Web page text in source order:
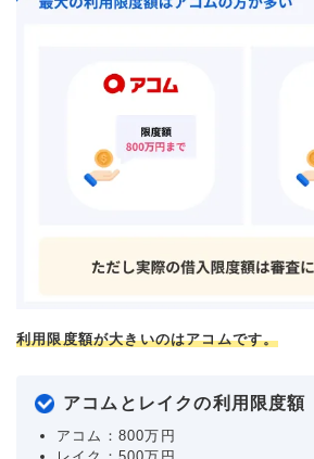
利用限度額が大きいのはアコムです。
アコムとレイクの利用限度額
アコム：800万円